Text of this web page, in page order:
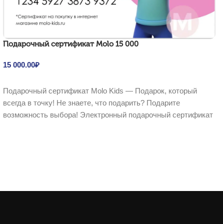
Подарочный сертификат Molo 15 000
15 000.00₽
Подарочный сертификат Molo Kids — Подарок, который
всегда в точку! Не знаете, что подарить? Подарите
возможность выбора! Электронный подарочный сертификат